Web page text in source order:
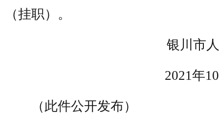
（挂职）。
银川市人
2021年10
（此件公开发布）